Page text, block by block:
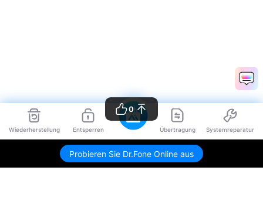
Wiederherstellung Entsperren Übertragung Systemreparatur
Probieren Sie Dr.Fone Online aus
0